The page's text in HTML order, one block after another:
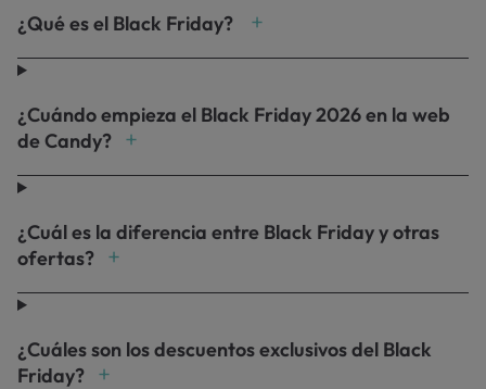
¿Qué es el Black Friday?
¿Cuándo empieza el Black Friday 2026 en la web
de Candy?
¿Cuál es la diferencia entre Black Friday y otras
ofertas?
¿Cuáles son los descuentos exclusivos del Black
Friday?